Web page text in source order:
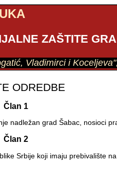
ZAŠTITE
Vladimirci i
ODREDBE
Član 1
nadležan grad Šabac, nosioci
Član 2
Srbije koji imaju prebivalište